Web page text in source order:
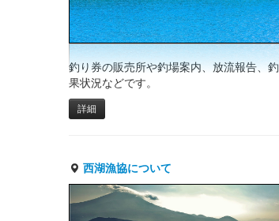
釣り券の販売所や釣場案内、放流報告、釣
果状況などです。
詳細
西湖漁協について